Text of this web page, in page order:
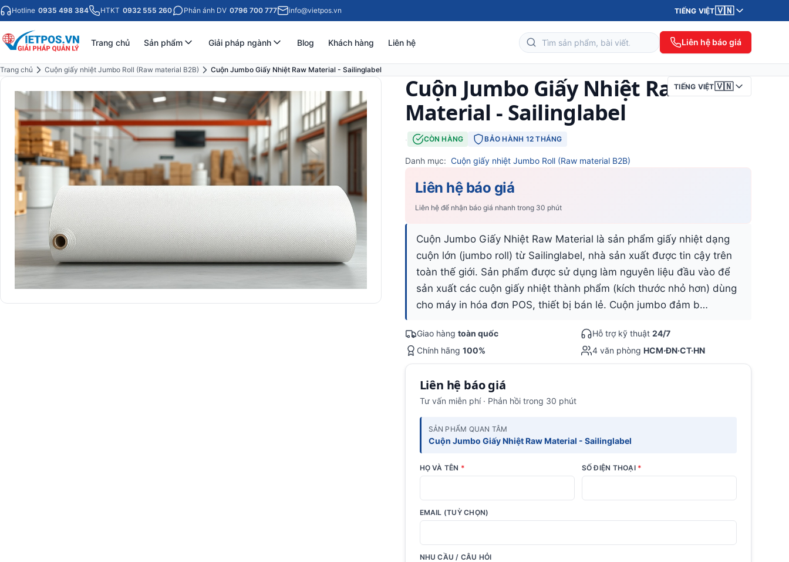
Hotline 0935 498 384 HTKT 0932 555 260 Phản ánh DV 0796 700 777 info@vietpos.vn TIẾNG VIỆT🇻🇳
Trang chủ Sản phẩm Giải pháp ngành Blog Khách hàng Liên hệ Liên hệ báo giá
Trang chủ Cuộn giấy nhiệt Jumbo Roll (Raw material B2B)
Cuộn Jumbo Giấy Nhiệt Raw Material - Sailinglabel
TIẾNG VIỆT🇻🇳
Cuộn Jumbo Giấy Nhiệt Raw
Material - Sailinglabel
· CÒN HÀNG BẢO HÀNH 12 THÁNG
Danh mục: Cuộn giấy nhiệt Jumbo Roll (Raw material B2B)
Liên hệ báo giá
Liên hệ để nhận báo giá nhanh trong 30 phút
Cuộn Jumbo Giấy Nhiệt Raw Material là sản phẩm giấy nhiệt dạng
cuộn lớn (jumbo roll) từ Sailinglabel, nhà sản xuất được tin cậy trên
toàn thế giới. Sản phẩm được sử dụng làm nguyên liệu đầu vào để
sản xuất các cuộn giấy nhiệt thành phẩm (kích thước nhỏ hơn) dùng
cho máy in hóa đơn POS, thiết bị bán lẻ. Cuộn jumbo đảm b…
Giao hàng toàn quốc Hỗ trợ kỹ thuật 24/7
Chính hãng 100% 4 văn phòng HCM·ĐN·CT·HN
Liên hệ báo giá
Tư vấn miễn phí · Phản hồi trong 30 phút
SẢN PHẨM QUAN TÂM
Cuộn Jumbo Giấy Nhiệt Raw Material - Sailinglabel
HỌ VÀ TÊN * SỐ ĐIỆN THOẠI *
EMAIL (TUỲ CHỌN)
NHU CẦU / CÂU HỎI